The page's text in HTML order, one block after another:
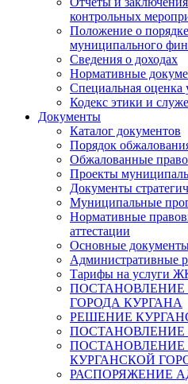
контрольных
Положение о
муниципального
Сведения о доходах
Нормативные
Специальная оценка
Кодекс этики и
Документы
Каталог документов
Порядок
Обжалованные
Проекты
Документы
Муниципальные
Нормативные
аттестации
Основные
Административные
Тарифы на услуги
ГОРОДА КУРГАНА
РЕШЕНИЕ
ПОСТАНОВЛЕНИЕ
ПОСТАНОВЛЕНИЕ
КУРГАНСКОЙ
РАСПОРЯЖЕНИЕ